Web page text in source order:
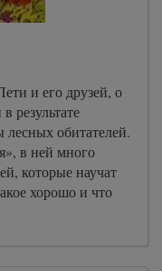
и его друзей, о
результате
обитателей.
в ней много
которые научат
хорошо и что